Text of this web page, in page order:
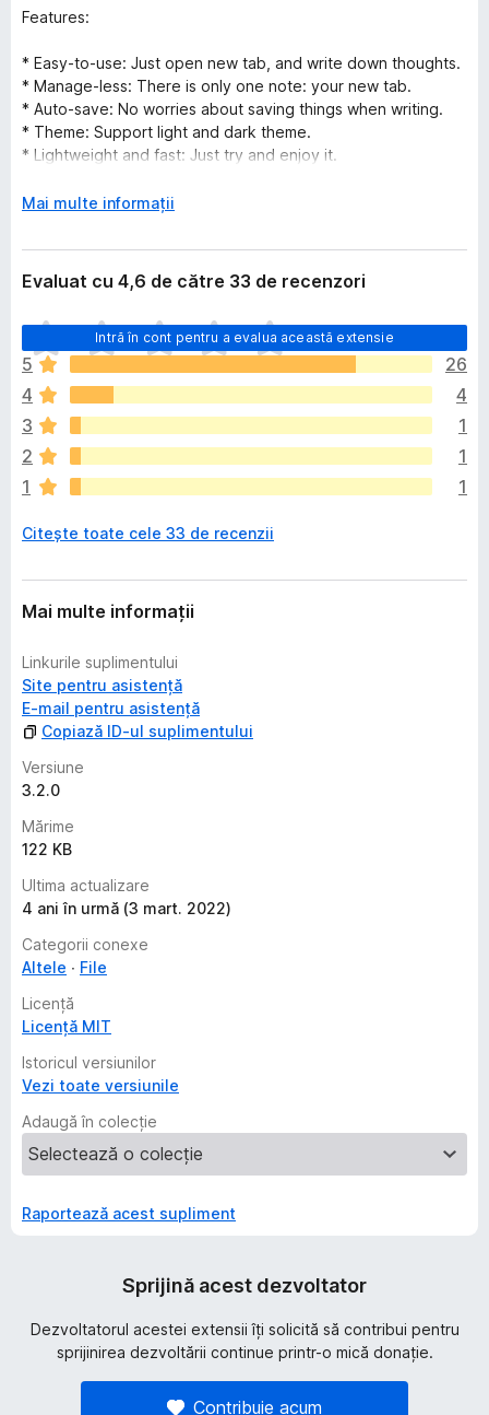
Features:
* Easy-to-use: Just open new tab, and write down thoughts.
* Manage-less: There is only one note: your new tab.
* Auto-save: No worries about saving things when writing.
* Theme: Support light and dark theme.
* Lightweight and fast: Just try and enjoy it.
https://github.com/wildskyf/tab-notes
More information, just go to my blog:Tab Notes intro. (but
this article is written in Chinese, I will translate it to English
soon.)
E
t
i
n
p
e
n
t
r
u
Mai multe informații
Evaluat cu 4,6 de către 33 de recenzori
Intră în cont pentru a evalua această extensie
N
u
e
x
i
s
t
ă
n
ă
e
a
u
ă
r
i
5
26
4
4
3
1
2
1
1
1
Citește toate cele 33 de recenzii
Mai multe informații
Linkurile suplimentului
Site pentru asistență
E-mail pentru asistență
Copiază ID-ul suplimentului
Versiune
3.2.0
Mărime
122 KB
Ultima actualizare
4 ani în urmă (3 mart. 2022)
Categorii conexe
Altele
File
Licență
Licență MIT
Istoricul versiunilor
Vezi toate versiunile
Adaugă în colecție
Raportează acest supliment
Sprijină acest dezvoltator
Dezvoltatorul acestei extensii îți solicită să contribui pentru
sprijinirea dezvoltării continue printr-o mică donație.
Contribuie acum